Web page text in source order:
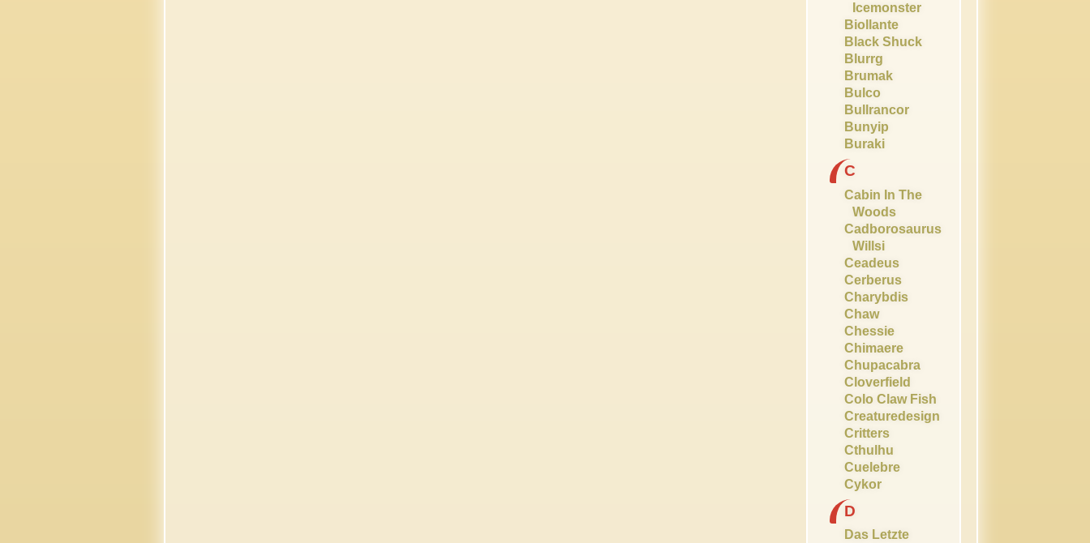
Icemonster
Biollante
Black Shuck
Blurrg
Brumak
Bulco
Bullrancor
Bunyip
Buraki
C
Cabin In The
Woods
Cadborosaurus
Willsi
Ceadeus
Cerberus
Charybdis
Chaw
Chessie
Chimaere
Chupacabra
Cloverfield
Colo Claw Fish
Creaturedesign
Critters
Cthulhu
Cuelebre
Cykor
D
Das Letzte